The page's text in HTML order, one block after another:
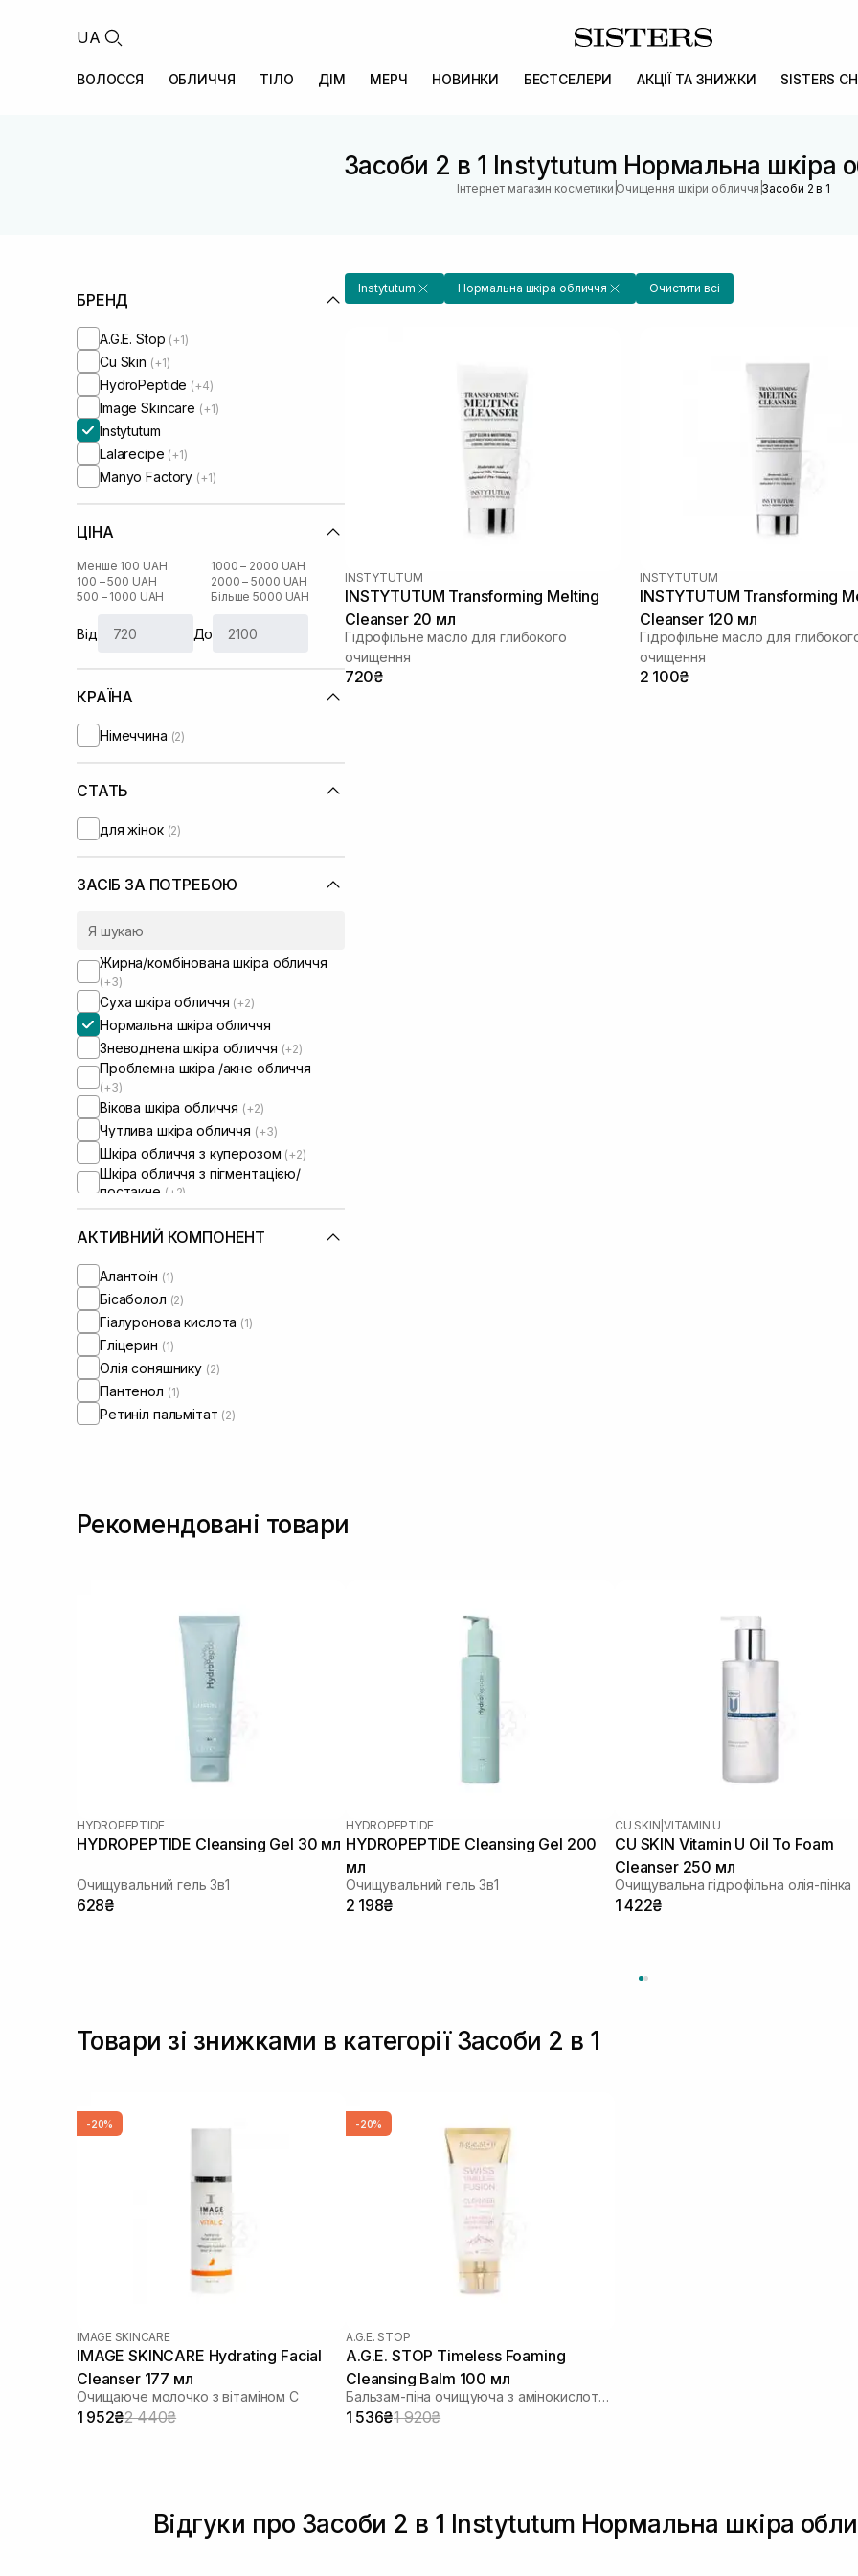
UA
ВОЛОССЯ ОБЛИЧЧЯ ТІЛО ДІМ МЕРЧ НОВИНКИ БЕСТСЕЛЕРИ АКЦІЇ ТА ЗНИЖКИ SISTERS
Засоби 2 в 1 Instytutum Нормальна шкіра
Інтернет магазин косметики |Очищення шкіри обличчя |Засоби 2 в 1
БРЕНД
A.G.E. Stop (+1)
Cu Skin (+1)
HydroPeptide (+4)
Image Skincare (+1)
Instytutum
Lalarecipe (+1)
Manyo Factory (+1)
ЦІНА
Менше 100 UAH
100 – 500 UAH
500 – 1000 UAH
1000 – 2000 UAH
2000 – 5000 UAH
Більше 5000 UAH
Від До
КРАЇНА
Німеччина (2)
СТАТЬ
для жінок (2)
ЗАСІБ ЗА ПОТРЕБОЮ
Жирна/комбінована шкіра обличчя
(+3)
Суха шкіра обличчя (+2)
Нормальна шкіра обличчя
Зневоднена шкіра обличчя (+2)
Проблемна шкіра /акне обличчя
(+3)
Вікова шкіра обличчя (+2)
Чутлива шкіра обличчя (+3)
Шкіра обличчя з куперозом (+2)
Шкіра обличчя з пігментацією/
постакне (+2)
Шкіра обличчя з розширеними
порами(+3)
Шкіра обличчя з порушеним
Шкіра обличчя з порушеним
мікробіомом
АКТИВНИЙ КОМПОНЕНТ
Алантоїн (1)
Бісаболол (2)
Гіалуронова кислота (1)
Гліцерин (1)
Олія соняшнику (2)
Пантенол (1)
Ретиніл пальмітат (2)
Instytutum Нормальна шкіра обличчя Очистити всі
INSTYTUTUM
INSTYTUTUM Transforming Melting
Cleanser 20 мл
Гідрофільне масло для глибокого
очищення
720₴
INSTYTUTUM
INSTYTUTUM Transforming
Cleanser 120 мл
Гідрофільне масло для
очищення
2 100₴
Рекомендовані товари
HYDROPEPTIDE
HYDROPEPTIDE Cleansing Gel 30 мл
Очищувальний гель 3в1
628₴
HYDROPEPTIDE
HYDROPEPTIDE Cleansing Gel 200
мл
Очищувальний гель 3в1
2 198₴
CU SKIN |VITAMIN U
CU SKIN Vitamin U Oil To Foam
Cleanser 250 мл
Очищувальна гідрофільна олія-пінка
1 422₴
Товари зі знижками в категорії Засоби 2 в 1
-20%
IMAGE SKINCARE
IMAGE SKINCARE Hydrating Facial
Cleanser 177 мл
Очищаюче молочко з вітаміном С
1 952₴2 440₴
-20%
A.G.E. STOP
A.G.E. STOP Timeless Foaming
Cleansing Balm 100 мл
Бальзам-піна очищуюча з амінокислотами
1 536₴1 920₴
Відгуки про Засоби 2 в 1 Instytutum Нормальна шкіра